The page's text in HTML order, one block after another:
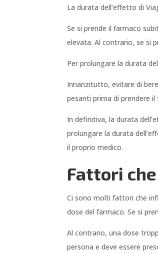
La durata dell’effetto di
Se si prende il farmaco
elevata. Al contrario, se si
Per prolungare la durata
Innanzitutto, evitare di
pesanti prima di prendere
In definitiva, la durata
prolungare la durata
il proprio medico.
Fattori
Ci sono molti fattori che
dose del farmaco. Se si
Al contrario, una dose
persona e deve essere